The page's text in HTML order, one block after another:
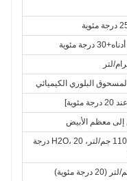
درجة مئوية
البلوري الكيميائي
إلى معظم الأبيض
11.7 (110 جم/لتر، H2O، 20 درجة